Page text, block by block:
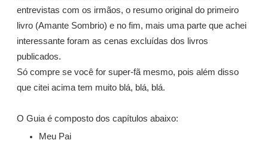
entrevistas com os irmãos, o resumo original do primeiro
livro (Amante Sombrio) e no fim, mais uma parte que achei
interessante foram as cenas excluídas dos livros
publicados.
Só compre se você for super-fã mesmo, pois além disso
que citei acima tem muito blá, blá, blá.
O Guia é composto dos capítulos abaixo:
Meu Pai